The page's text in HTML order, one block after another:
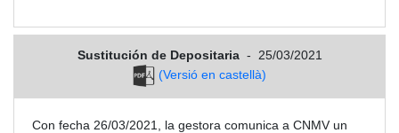
Sustitución de Depositaria -
25/03/2021
(Versió en castellà)
Con fecha 26/03/2021, la gestora comunica a CNMV un